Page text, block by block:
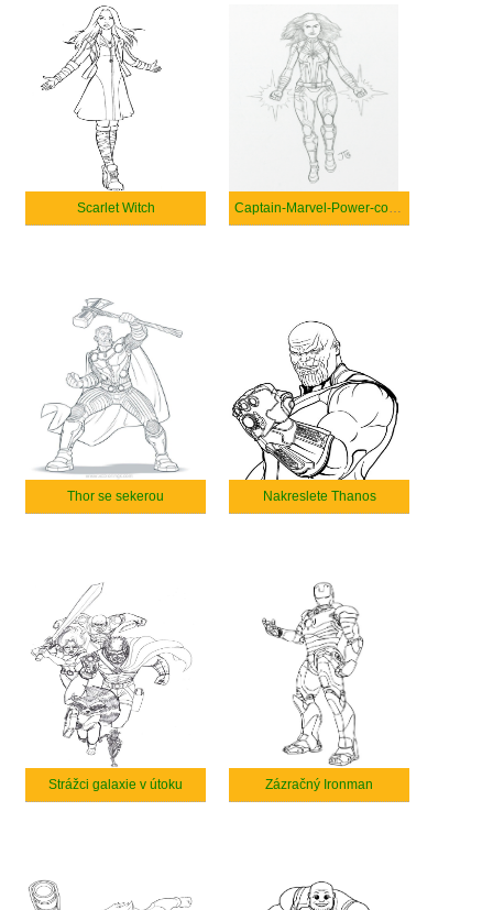
Scarlet Witch Captain-Marvel-Power-coloring
Thor se sekerou Nakreslete Thanos
Strážci galaxie v útoku Zázračný Ironman